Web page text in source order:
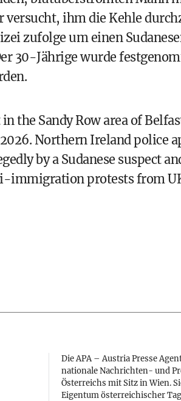
ihm die Kehle
zufolge um einen
30-Jährige wurde
the Sandy Row area of
Northern Ireland police
by a Sudanese suspect
immigration protests from
Die APA – Austria Presse
nationale Nachrichten- und
Österreichs mit Sitz in Wien.
Eigentum österreichischer